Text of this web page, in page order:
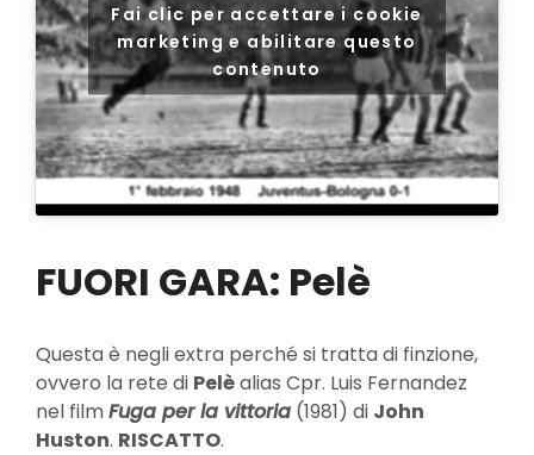
Fai clic per accettare i cookie
marketing e abilitare questo
contenuto
FUORI GARA: Pelè
Questa è negli extra perché si tratta di finzione,
ovvero la rete di Pelèalias Cpr. Luis Fernandez
nel filmFuga per la vittoria (1981) di John
Huston. RISCATTO.